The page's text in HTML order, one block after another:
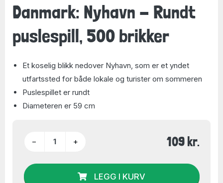
Danmark: Nyhavn - Rundt
puslespill, 500 brikker
Et koselig blikk nedover Nyhavn, som er et yndet
utfartssted for både lokale og turister om sommeren
Puslespillet er rundt
Diameteren er 59 cm
− + 109 kr.
LEGG I KURV